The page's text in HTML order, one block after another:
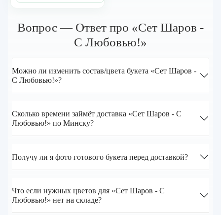
Вопрос — Ответ про «Сет Шаров -
С Любовью!»
Можно ли изменить состав/цвета букета «Сет Шаров -
С Любовью!»?
Сколько времени займёт доставка «Сет Шаров - С
Любовью!» по Минску?
Получу ли я фото готового букета перед доставкой?
Что если нужных цветов для «Сет Шаров - С
Любовью!» нет на складе?